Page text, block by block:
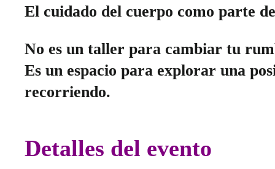
El cuidado del cuerpo como parte
No es un taller para cambiar tu
Es un espacio para explorar una
recorriendo.
Detalles del evento